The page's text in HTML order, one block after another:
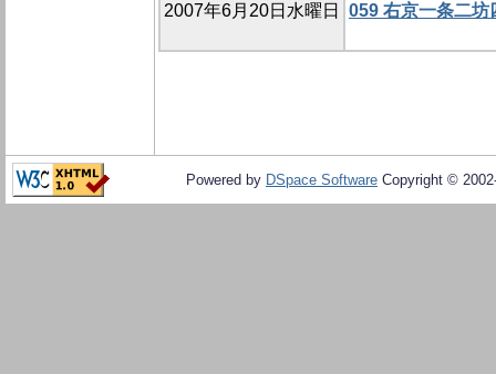
2007年6月20日水曜日 059 右京一条二坊
Powered by DSpace Software Copyright ©